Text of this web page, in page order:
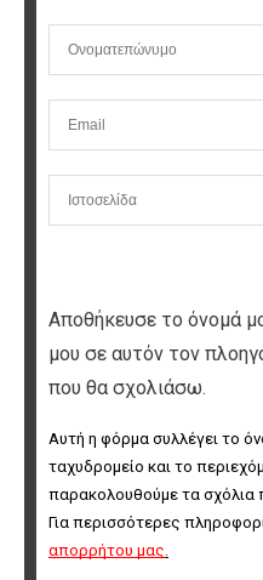
Αποθήκευσε το όνομά
μου σε αυτόν τον
που θα σχολιάσω.
Αυτή η φόρμα συλλέγει το
ταχυδρομείο και το
παρακολουθούμε τα σχόλια
Για περισσότερες
απορρήτου μας